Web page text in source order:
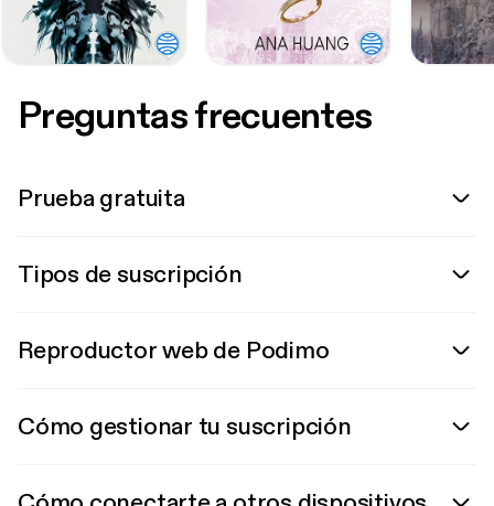
Preguntas frecuentes
Prueba gratuita
Tipos de suscripción
Reproductor web de Podimo
Cómo gestionar tu suscripción